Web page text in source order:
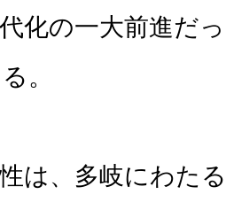
化の一大前進だ
。
は、多岐にわた